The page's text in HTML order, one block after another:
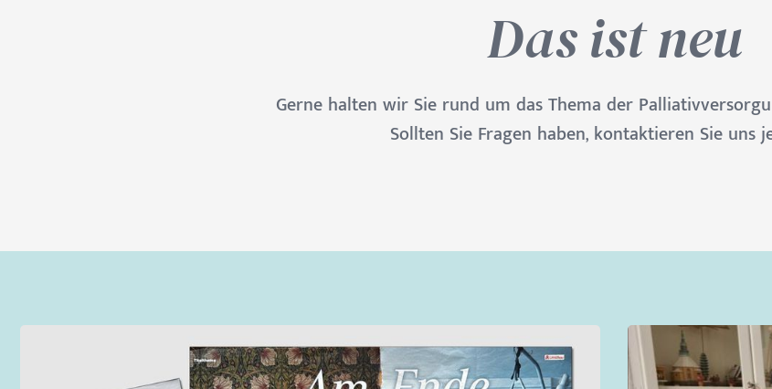
Das ist neu
Gerne halten wir Sie rund um das Thema der
Sollten Sie Fragen haben, kontaktieren Sie uns